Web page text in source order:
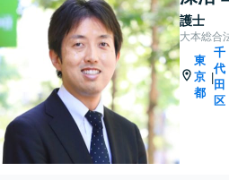
護士
大本総合
東
京
都
|
千
代
田
区